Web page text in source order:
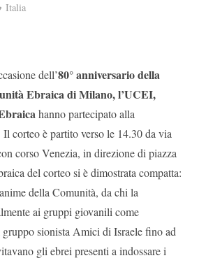
Italia
dell’80° anniversario della
Ebraica di Milano, l’UCEI,
hanno partecipato alla
corteo è partito verso le 14.30 da via
corso Venezia, in direzione di piazza
del corteo si è dimostrata compatta:
della Comunità, da chi la
ai gruppi giovanili come
sionista Amici di Israele fino ad
gli ebrei presenti a indossare i